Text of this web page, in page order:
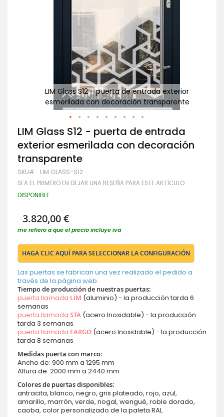
LIM Glass S12 - puerta de entrada exterior
esmerilada con decoración transparente
Saltar
al
comienzo
de
la
galería
de
imágenes
LIM Glass S12 - puerta de entrada
exterior esmerilada con decoración
transparente
SKU LIM GLASS-S12
SEA EL PRIMERO EN DEJAR UNA RESEÑA PARA ESTE ARTÍCULO
DISPONIBLE
3.820,00 €
me refiero a que el precio incluye iva
HAGA CLIC AQUÍ PARA SELECCIONAR LA CONFIGURACIÓN
Las puertas se fabrican una vez realizado el pedido a
través de la página web.
Tiempo de producción de nuestras puertas:
puerta llamada LIM (aluminio) - la producción tarda 6
semanas
puerta llamada STA (acero Inoxidable) - la producción
tarda 3 semanas
puerta llamada FARGO (acero Inoxidable) - la producción
tarda 8 semanas
Medidas puerta con marco:
Ancho de: 900 mm a 1295 mm
Altura de: 2000 mm a 2440 mm
Colores de puertas disponibles:
antracita, blanco, negro, gris plateado, rojo, azul,
amarillo, marrón, verde, nogal, wengué, roble dorado,
caoba, color personalizado de la paleta RAL